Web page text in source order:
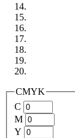
CMYK
C
M
Y